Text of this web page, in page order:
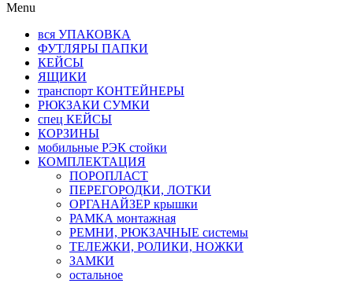
Menu
вся УПАКОВКА
ФУТЛЯРЫ ПАПКИ
КЕЙСЫ
ЯЩИКИ
транспорт КОНТЕЙНЕРЫ
РЮКЗАКИ СУМКИ
спец КЕЙСЫ
КОРЗИНЫ
мобильные РЭК стойки
КОМПЛЕКТАЦИЯ
ПОРОПЛАСТ
ПЕРЕГОРОДКИ, ЛОТКИ
ОРГАНАЙЗЕР крышки
РАМКА монтажная
РЕМНИ, РЮКЗАЧНЫЕ системы
ТЕЛЕЖКИ, РОЛИКИ, НОЖКИ
ЗАМКИ
остальное